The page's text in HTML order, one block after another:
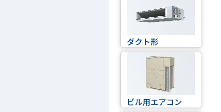
ダクト形
ビル用エアコン